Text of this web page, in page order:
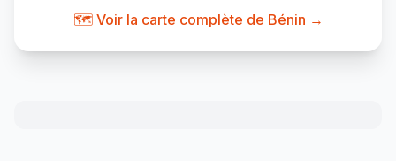
🗺️ Voir la carte complète de Bénin →